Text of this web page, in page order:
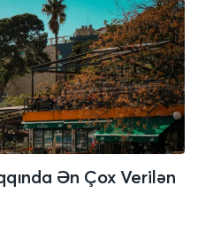
Ən Çox Verilən